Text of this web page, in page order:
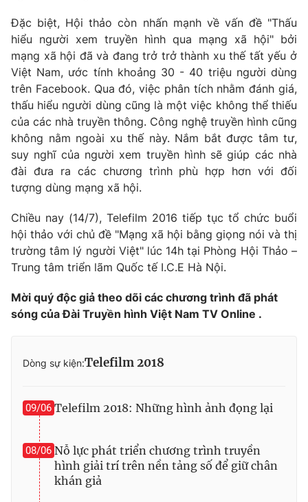
VTV Sức khoẻ Bất động sản
Thị trường 24h Tấm lòng Việt
VTV4 Vươn mình bằng AI
VTV9 VTV8
Liên hệ tòa soạn
THỜI BÁO VTV
Cơ quan chủ quản:Đài Truyền hình Việt Nam
Giấy phép hoạt động báo in và báo điện tử số 483/GP-BTTTT
cấp ngày 29/12/2023
Tổng Biên tập:
Phó Tổng Biên tập:Nguyễn Thị Mỹ Hạnh, Phạm Quốc Thắng,
Nguyễn Trọng Ninh
Tổng đài VTV: 024.38 355 931 - 024.38 355 932
Đặc biệt, Hội thảo còn nhấn mạnh về vấn đề "Thấu
hiểu người xem truyền hình qua mạng xã hội" bởi
mạng xã hội đã và đang trở trở thành xu thế tất yếu ở
Việt Nam, ước tính khoảng 30 - 40 triệu người dùng
trên Facebook. Qua đó, việc phân tích nhằm đánh giá,
thấu hiểu người dùng cũng là một việc không thể thiếu
của các nhà truyền thông. Công nghệ truyền hình cũng
không nằm ngoài xu thế này. Nắm bắt được tâm tư,
suy nghĩ của người xem truyền hình sẽ giúp các nhà
đài đưa ra các chương trình phù hợp hơn với đối
tượng dùng mạng xã hội.
Chiều nay (14/7), Telefilm 2016 tiếp tục tổ chức buổi
hội thảo với chủ đề "Mạng xã hội bằng giọng nói và thị
trường tâm lý người Việt" lúc 14h tại Phòng Hội Thảo –
Trung tâm triển lãm Quốc tế I.C.E Hà Nội.
Mời quý độc giả theo dõi các chương trình đã phát
sóng của Đài Truyền hình Việt Nam TV Online .
Dòng sự kiện:Telefilm 2018
09/06 Telefilm 2018: Những hình ảnh đọng lại
08/06 Nỗ lực phát triển chương trình truyền
hình giải trí trên nền tảng số để giữ chân
khán giả